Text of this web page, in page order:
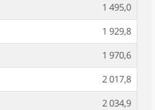
1 495,0
1 929,8
1 970,6
2 017,8
2 034,9